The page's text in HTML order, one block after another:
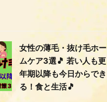
女性の薄毛・抜け毛ホー
ムケア3選🎵 若い人も更
年期以降も今日からでき
る！食と生活🎵